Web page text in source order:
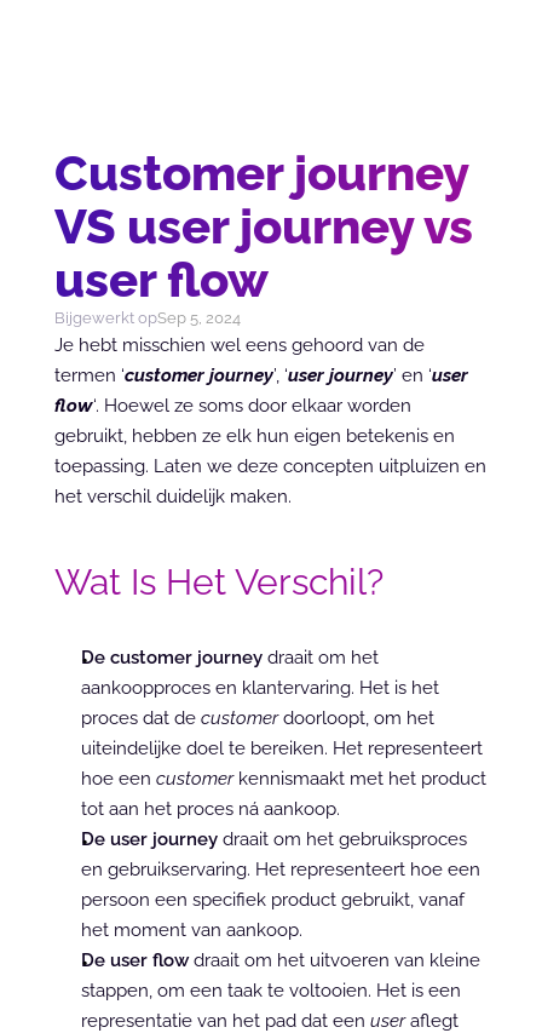
Customer journey
VS user journey vs
user flow
Bijgewerkt opSep 5, 2024
Je hebt misschien wel eens gehoord van de
termen ‘customer journey’, ‘user journey’ en ‘user
flow‘. Hoewel ze soms door elkaar worden
gebruikt, hebben ze elk hun eigen betekenis en
toepassing. Laten we deze concepten uitpluizen en
het verschil duidelijk maken.
Wat Is Het Verschil?
De customer journey draait om het
aankoopproces en klantervaring. Het is het
proces dat de customer doorloopt, om het
uiteindelijke doel te bereiken. Het representeert
hoe een customer kennismaakt met het product
tot aan het proces ná aankoop.
De user journey draait om het gebruiksproces
en gebruikservaring. Het representeert hoe een
persoon een specifiek product gebruikt, vanaf
het moment van aankoop.
De user flow draait om het uitvoeren van kleine
stappen, om een taak te voltooien. Het is een
representatie van het pad dat een user aflegt